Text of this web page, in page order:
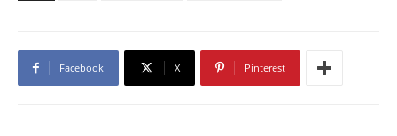
Facebook X Pinterest